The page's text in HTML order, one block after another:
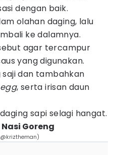
dengan baik.
olahan daging, lalu
ke dalamnya.
agar tercampur
yang digunakan.
saji dan tambahkan
, serta irisan daun
sapi selagi hangat.
Goreng